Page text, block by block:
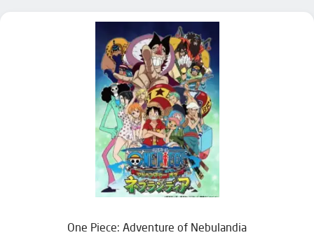
One Piece: Adventure of Nebulandia